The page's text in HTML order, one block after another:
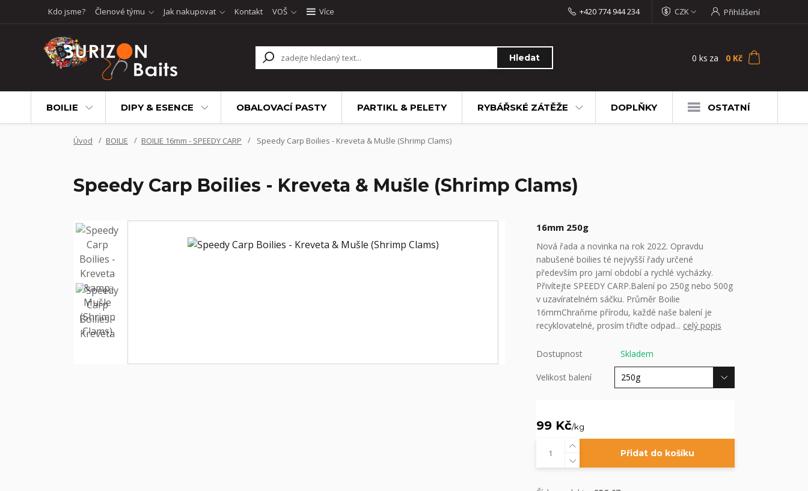
Kdo jsme? Členové týmu Jak nakupovat Kontakt VOŠ Více CZK Přihlášení
Hledat
+420 774 944 234
0 ks za 0 Kč
BOILIE DIPY & ESENCE OBALOVACÍ PASTY PARTIKL & PELETY RYBÁŘSKÉ ZÁTĚŽE DOPLŇKY OSTATNÍ
Úvod BOILIE BOILIE 16mm - SPEEDY CARP Speedy Carp Boilies - Kreveta & Mušle (Shrimp Clams)
Speedy Carp Boilies - Kreveta & Mušle (Shrimp Clams)
16mm 250g
Nová řada a novinka na rok 2022. Opravdu
nabušené boilies té nejvyšší řady určené
především pro jarní období a rychlé vycházky.
Přivítejte SPEEDY CARP.Balení po 250g nebo 500g
v uzavíratelném sáčku. Průměr Boilie
16mmChraňme přírodu, každé naše balení je
recyklovatelné, prosím třiďte odpad... celý popis
Dostupnost Skladem
Velikost balení
99 Kč/kg
Přidat do košíku